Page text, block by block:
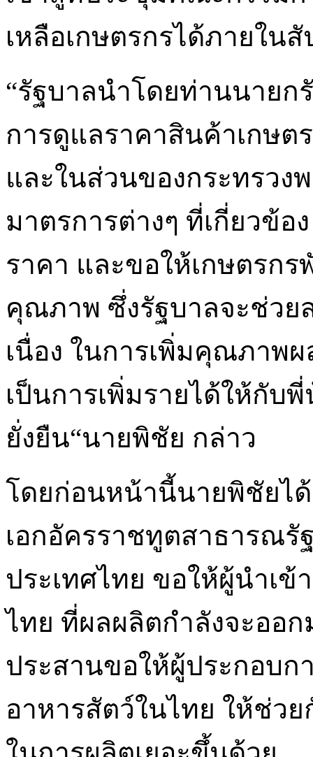
เหลือเกษตรกรได้ภายใน
“รัฐบาลนำโดยท่านนาย
การดูแลราคาสินค้าเกษต
และในส่วนของกระทรวง
มาตรการต่างๆ ที่เกี่ยวข้อ
ราคา และขอให้เกษตรก
คุณภาพ ซึ่งรัฐบาลจะช่วย
เนื่อง ในการเพิ่มคุณภาพ
เป็นการเพิ่มรายได้ให้กับ
ยั่งยืน“นายพิชัย กล่าว
โดยก่อนหน้านี้นายพิชัยไ
เอกอัครราชทูตสาธารณ
ประเทศไทย ขอให้ผู้นำเ
ไทย ที่ผลผลิตกำลังจะออ
ประสานขอให้ผู้ประกอบก
อาหารสัตว์ในไทย ให้ช่ว